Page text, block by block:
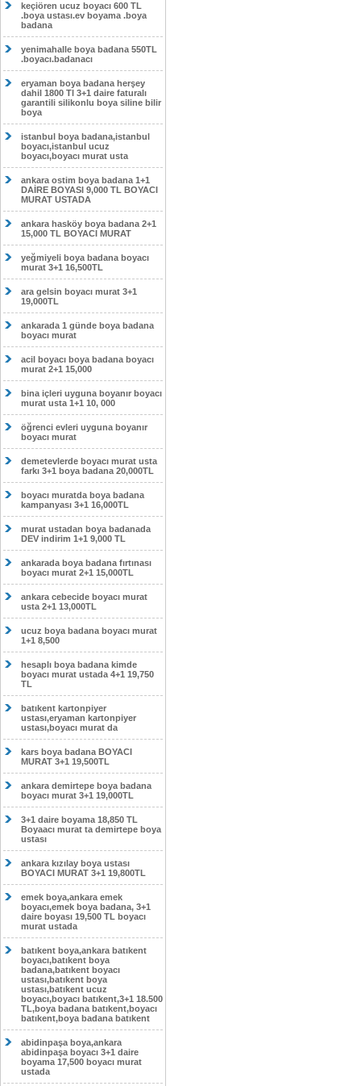
keçiören ucuz boyacı 600 TL
.boya ustası.ev boyama .boya
badana
yenimahalle boya badana 550TL
.boyacı.badanacı
eryaman boya badana herşey
dahil 1800 Tl 3+1 daire faturalı
garantili silikonlu boya siline bilir
boya
istanbul boya badana,istanbul
boyacı,istanbul ucuz
boyacı,boyacı murat usta
ankara ostim boya badana 1+1
DAİRE BOYASI 9,000 TL BOYACI
MURAT USTADA
ankara hasköy boya badana 2+1
15,000 TL BOYACI MURAT
yeğmiyeli boya badana boyacı
murat 3+1 16,500TL
ara gelsin boyacı murat 3+1
19,000TL
ankarada 1 günde boya badana
boyacı murat
acil boyacı boya badana boyacı
murat 2+1 15,000
bina içleri uyguna boyanır boyacı
murat usta 1+1 10, 000
öğrenci evleri uyguna boyanır
boyacı murat
demetevlerde boyacı murat usta
farkı 3+1 boya badana 20,000TL
boyacı muratda boya badana
kampanyası 3+1 16,000TL
murat ustadan boya badanada
DEV indirim 1+1 9,000 TL
ankarada boya badana fırtınası
boyacı murat 2+1 15,000TL
ankara cebecide boyacı murat
usta 2+1 13,000TL
ucuz boya badana boyacı murat
1+1 8,500
hesaplı boya badana kimde
boyacı murat ustada 4+1 19,750
TL
batıkent kartonpiyer
ustası,eryaman kartonpiyer
ustası,boyacı murat da
kars boya badana BOYACI
MURAT 3+1 19,500TL
ankara demirtepe boya badana
boyacı murat 3+1 19,000TL
3+1 daire boyama 18,850 TL
Boyaacı murat ta demirtepe boya
ustası
ankara kızılay boya ustası
BOYACI MURAT 3+1 19,800TL
emek boya,ankara emek
boyacı,emek boya badana, 3+1
daire boyası 19,500 TL boyacı
murat ustada
batıkent boya,ankara batıkent
boyacı,batıkent boya
badana,batıkent boyacı
ustası,batıkent boya
ustası,batıkent ucuz
boyacı,boyacı batıkent,3+1 18.500
TL,boya badana batıkent,boyacı
batıkent,boya badana batıkent
abidinpaşa boya,ankara
abidinpaşa boyacı 3+1 daire
boyama 17,500 boyacı murat
ustada